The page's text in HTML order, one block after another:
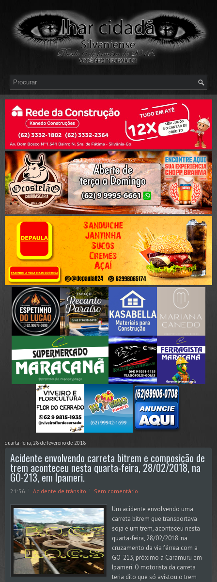
quarta-feira, 28 de fevereiro de 2018
Acidente envolvendo carreta bitrem e composição de
trem aconteceu nesta quarta-feira, 28/02/2018, na
GO-213, em Ipameri.
21:56 Acidente de trânsito Sem comentário
Um acidente envolvendo uma
carreta bitrem que transportava
soja e um trem, aconteceu nesta
quarta-feira, 28/02/2018, na
cruzamento da via férrea com a
GO-213, próximo a Caramuru em
Ipameri. O motorista da carreta
teria dito que só avistou o trem